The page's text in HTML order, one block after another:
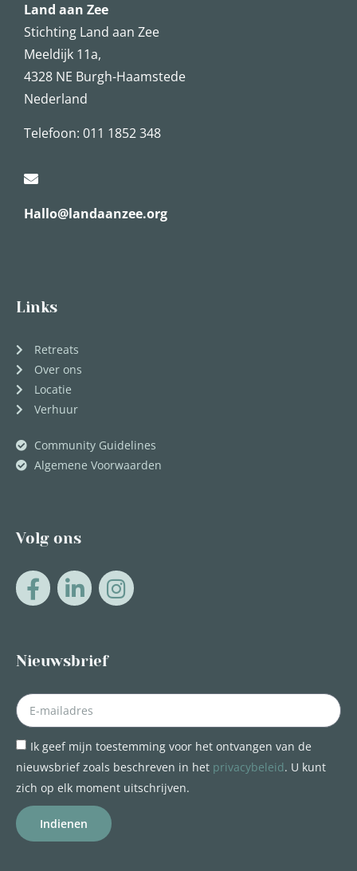
Land aan Zee
Stichting Land aan Zee
Meeldijk 11a,
4328 NE Burgh-Haamstede
Nederland
Telefoon: 011 1852 348
Hallo@landaanzee.org
Links
Retreats
Over ons
Locatie
Verhuur
Community Guidelines
Algemene Voorwaarden
Volg ons
Nieuwsbrief
Ik geef mijn toestemming voor het ontvangen van de
nieuwsbrief zoals beschreven in het privacybeleid. U kunt
zich op elk moment uitschrijven.
Indienen